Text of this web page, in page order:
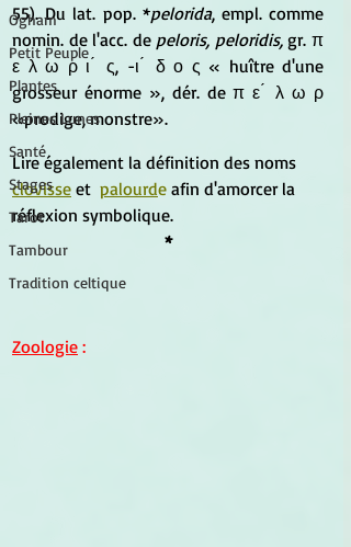
Ogham
Petit Peuple
Plantes
Pleines Lunes
Santé
Stages
Tarot
Tambour
Tradition celtique
55). Du lat. pop. *pelorida, empl. comme
nomin. de l'acc. de peloris, peloridis, gr. π
ε λ ω ρ ι ́ ς, -ι ́ δ ο ς « huître d'une
grosseur énorme », dér. de π ε ́ λ ω ρ
«prodige, monstre».
Lire également la définition des noms
clovisse et palourde afin d'amorcer la
réflexion symbolique.
*
Zoologie :